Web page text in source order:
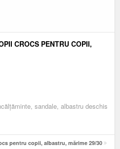
CROCS PENTRU COPII,
sandale, albastru deschis
pentru copii, albastru, mărime 29/30